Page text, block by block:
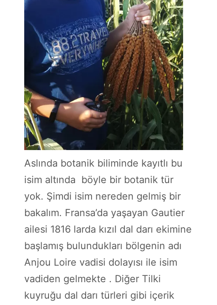
Aslında botanik biliminde kayıtlı bu
isim altında böyle bir botanik tür
yok. Şimdi isim nereden gelmiş bir
bakalım. Fransa’da yaşayan Gautier
ailesi 1816 larda kızıl dal darı ekimine
başlamış bulundukları bölgenin adı
Anjou Loire vadisi dolayısı ile isim
vadiden gelmekte . Diğer Tilki
kuyruğu dal darı türleri gibi içerik